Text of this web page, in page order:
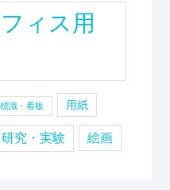
ィス用
標識・看板 用紙
究・実験 絵画